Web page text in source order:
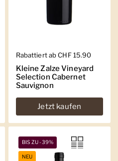
Regulärer Preis
Rabattiert ab CHF 15.90
Kleine Zalze Vineyard
Selection Cabernet
Sauvignon
Jetzt kaufen
BIS ZU -39%
NEU